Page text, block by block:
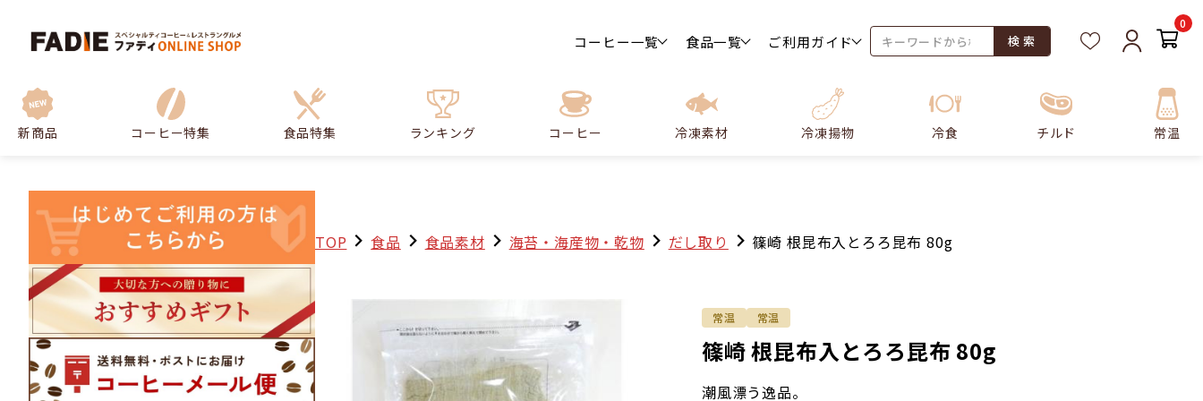
コーヒー一覧 食品一覧 ご利用ガイド 検 索
0
新商品 コーヒー特集 食品特集 ランキング コーヒー 冷凍素材 冷凍揚物 冷食 チルド 常温
TOP 食品 食品素材 海苔・海産物・乾物 だし取り 篠崎 根昆布入とろろ昆布 80g
篠崎 根昆布入とろろ昆布 80g
潮風漂う逸品。
常温 常温